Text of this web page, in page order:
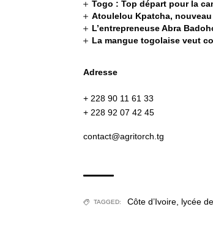
Togo : Top départ pour la
Atoulelou Kpatcha, nouveau
L’entrepreneuse Abra
La mangue togolaise veut
Adresse
+ 228 90 11 61 33
+ 228 92 07 42 45
contact@agritorch.tg
TAGGED: Côte d’Ivoire lycée